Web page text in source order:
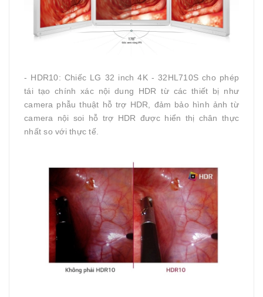
- HDR10: Chiếc LG 32 inch 4K - 32HL710S cho phép
tái tạo chính xác nội dung HDR từ các thiết bị như
camera phẫu thuật hỗ trợ HDR, đảm bảo hình ảnh từ
camera nội soi hỗ trợ HDR được hiển thị chân thực
nhất so với thực tế.